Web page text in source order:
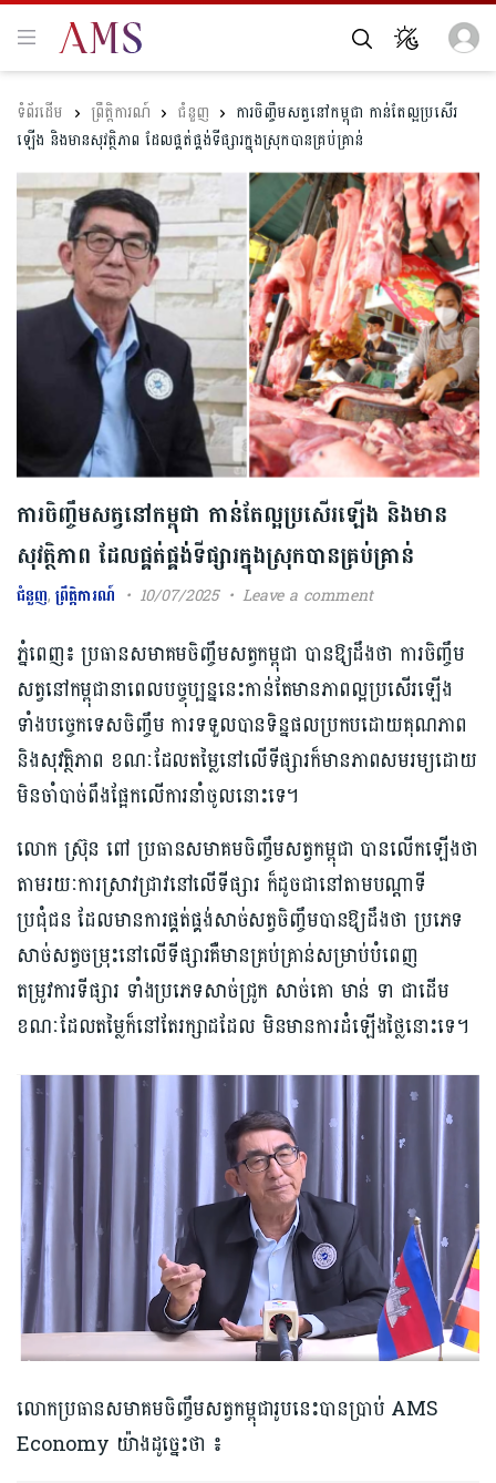
ព្រឹត្តិការណ៍ ជំនួញ
ការចិញ្ចឹមសត្វនៅកម្ពុជា កាន់តែល្អប្រសើរ
ឡើង​​ និងមានសុវត្ថិភាព​ ដែលផ្គត់ផ្គង់ទីផ្សារក្នុងស្រុកបានគ្រប់គ្រាន់
ការចិញ្ចឹមសត្វនៅកម្ពុជា កាន់តែល្អប្រសើរឡើង​​ និងមាន
សុវត្ថិភាព​ ដែលផ្គត់ផ្គង់ទីផ្សារក្នុងស្រុកបានគ្រប់គ្រាន់
ជំនួញ,ព្រឹត្តិការណ៍ 10/07/2025 Leave a comment
ភ្នំពេញ៖ ប្រធានសមាគមចិញ្ចឹមសត្វកម្ពុជា បានឱ្យដឹងថា ការចិញ្ចឹម
សត្វនៅកម្ពុជានាពេលបច្ចុប្បន្ននេះកាន់តែមានភាពល្អប្រសើរឡើង
ទាំងបច្ចេកទេសចិញ្ចឹម ការទទួលបានទិន្នផលប្រកបដោយគុណភាព
និងសុវត្ថិភាព ខណៈដែលតម្លៃនៅលើទីផ្សារក៏មានភាពសមរម្យដោយ
មិនចាំបាច់ពឹងផ្អែកលើការនាំចូលនោះទេ។
លោក ស៊ុ្រន ពៅ ប្រធានសមាគមចិញ្ចឹមសត្វកម្ពុជា បានលើកឡើងថា
តាមរយៈការស្រាវជ្រាវនៅលើទីផ្សារ ក៏ដូចជានៅតាមបណ្ដាទី
ប្រជុំជន ដែលមានការផ្គត់ផ្គង់សាច់សត្វចិញ្ចឹមបានឱ្យដឹងថា ប្រភេទ
សាច់សត្វចម្រុះនៅលើទីផ្សារគឺមានគ្រប់គ្រាន់សម្រាប់បំពេញ
តម្រូវការទីផ្សារ ទាំងប្រភេទសាច់ជ្រូក សាច់គោ មាន់ ទា ជាដើម
ខណៈដែលតម្លៃក៏នៅតែរក្សាដដែល មិនមានការដំឡើងថ្លៃនោះទេ។
លោកប្រធានសមាគមចិញ្ចឹមសត្វកម្ពុជារូបនេះបានប្រាប់ AMS
Economy យ៉ាងដូច្នេះថា ៖